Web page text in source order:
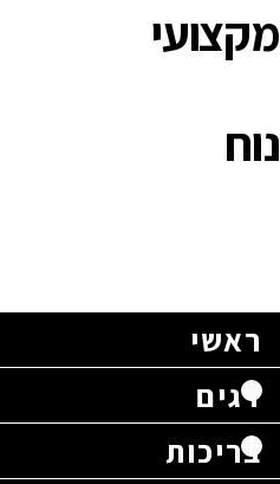
מקצועי
נוח
ראשי
דגים
בריכות